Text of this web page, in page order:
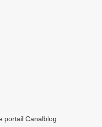
portail Canalblog